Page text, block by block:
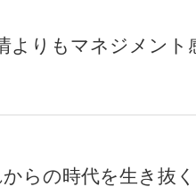
よりもマネジメント
らの時代を生き抜